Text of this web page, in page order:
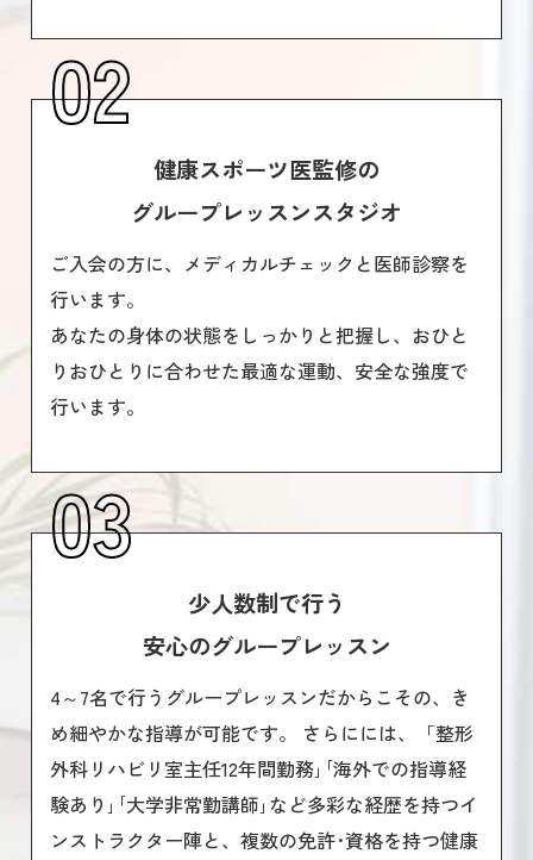
02
健康スポーツ医監修の
グループレッスンスタジオ
ご入会の方に、メディカルチェックと医師診察を
行います。
あなたの身体の状態をしっかりと把握し、おひと
りおひとりに合わせた最適な運動、安全な強度で
行います。
03
少人数制で行う
安心のグループレッスン
4～7名で行うグループレッスンだからこその、き
め細やかな指導が可能です。 さらにには、「整形
外科リハビリ室主任12年間勤務｣｢海外での指導経
験あり｣｢大学非常勤講師｣など多彩な経歴を持つイ
ンストラクター陣と、複数の免許･資格を持つ健康